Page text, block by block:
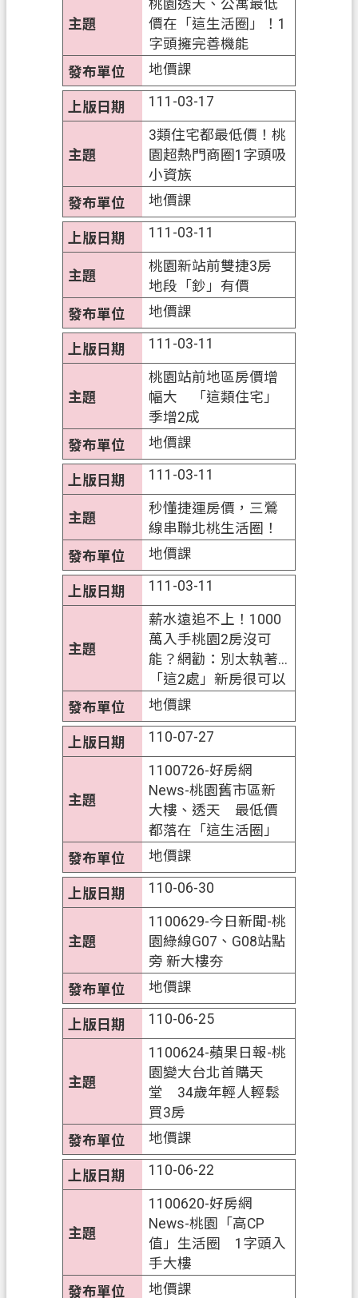
桃園透天、公寓最低
價在「這生活圈」！1
字頭擁完善機能
地價課
111-03-17
3類住宅都最低價！桃
園超熱門商圈1字頭吸
小資族
地價課
111-03-11
桃園新站前雙捷3房
地段「鈔」有價
地價課
111-03-11
桃園站前地區房價增
幅大 「這類住宅」
季增2成
地價課
111-03-11
秒懂捷運房價，三鶯
線串聯北桃生活圈！
地價課
111-03-11
薪水遠追不上！1000
萬入手桃園2房沒可
能？網勸：別太執著...
「這2處」新房很可以
地價課
110-07-27
1100726-好房網
News-桃園舊市區新
大樓、透天 最低價
都落在「這生活圈」
地價課
110-06-30
1100629-今日新聞-桃
園綠線G07、G08站點
旁 新大樓夯
地價課
110-06-25
1100624-蘋果日報-桃
園變大台北首購天
堂 34歲年輕人輕鬆
買3房
地價課
110-06-22
1100620-好房網
News-桃園「高CP
值」生活圈 1字頭入
手大樓
地價課